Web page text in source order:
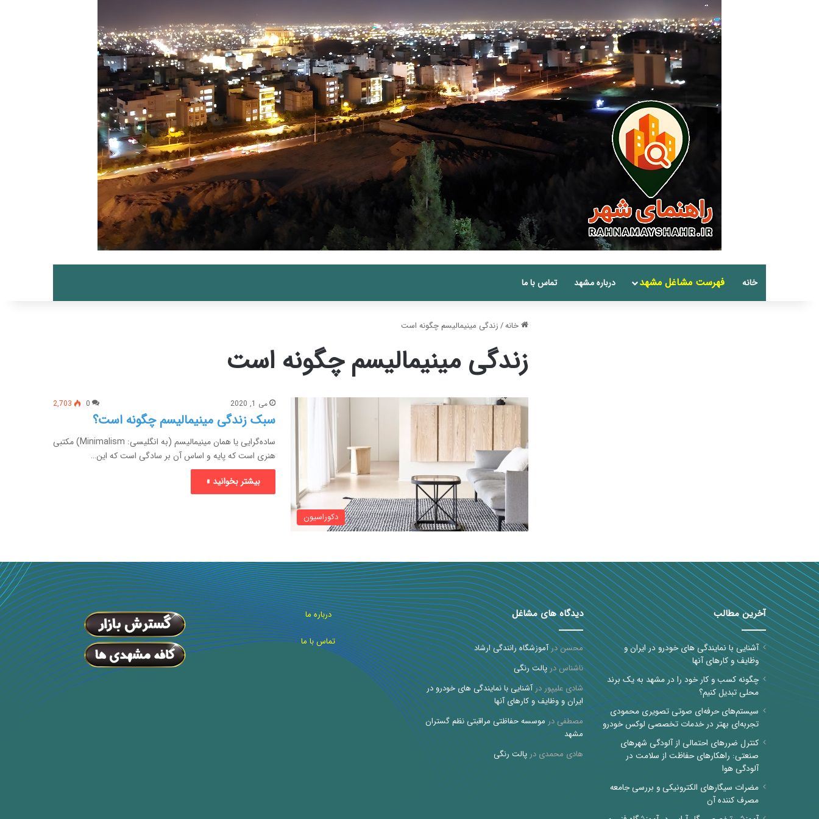
خانه فهرست مشاغل مشهد درباره مشهد تماس با ما
خانه/زندگی مینیمالیسم چگونه است
زندگی مینیمالیسم چگونه است
دکوراسیون
می 1, 2020 0
2,703
سبک زندگی مینیمالیسم چگونه است؟
ساده‌گرایی یا همان مینیمالیسم (به انگلیسی: Minimalism)‏ مکتبی
هنری است که پایه و اساس آن بر سادگی است که این…
بیشتر بخوانید »
آخرین مطالب
آشنایی با نمایندگی های خودرو در ایران و
وظایف و کارهای آنها
چگونه کسب و کار خود را در مشهد به یک برند
محلی تبدیل کنیم؟
سیستم‌های حرفه‌ای صوتی تصویری محمودی
تجربه‌ای بهتر در خدمات تخصصی لوکس خودرو
کنترل ضررهای احتمالی از آلودگی شهرهای
صنعتی: راهکارهای حفاظت از سلامت در
آلودگی هوا
مضرات سیگارهای الکترونیکی و بررسی جامعه
مصرف کننده آن
دیدگاه های مشاغل
محسندرآموزشگاه رانندگی ارشاد
ناشناسدرپالت رنگی
شادی علیپوردرآشنایی با نمایندگی های خودرو در
ایران و وظایف و کارهای آنها
مصطفیدرموسسه حفاظتی مراقبتی نظم گستران
مشهد
هادی محمدی در پالت رنگی
درباره ما
تماس با ما